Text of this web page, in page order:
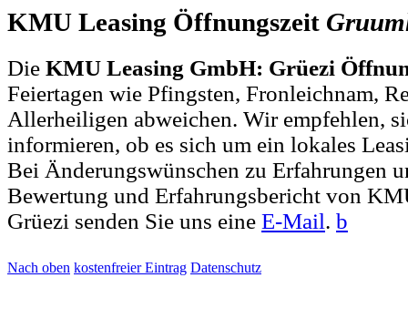
KMU Leasing Öffnungszeit
Die KMU Leasing GmbH: Grüezi
Feiertagen wie Pfingsten, Fronleichnam,
Allerheiligen abweichen. Wir empfehlen,
informieren, ob es sich um ein lokales
Bei Änderungswünschen zu Erfahrungen
Bewertung und Erfahrungsbericht von
Grüezi senden Sie uns eine E-Mail. b
Nach oben kostenfreier Eintrag Datenschutz